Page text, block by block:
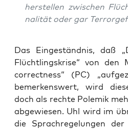
her­stel­len zwi­schen
na­li­tät oder gar
Das Ein­ge­ständ­nis, daß
Flücht­lings­kri­se“ von den
cor­rect­ness“ (PC)
bemer­kens­wert, wird
doch als rech­te Pole­mik
abge­wie­sen. Uhl wird im
die Sprach­re­ge­lun­gen